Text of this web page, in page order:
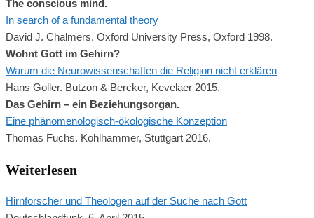
The conscious mind.
In search of a fundamental theory
David J. Chalmers. Oxford University Press, Oxford 1998.
Wohnt Gott im Gehirn?
Warum die Neurowissenschaften die Religion nicht erklären
Hans Goller. Butzon & Bercker, Kevelaer 2015.
Das Gehirn – ein Beziehungsorgan.
Eine phänomenologisch-ökologische Konzeption
Thomas Fuchs. Kohlhammer, Stuttgart 2016.
Weiterlesen
Hirnforscher und Theologen auf der Suche nach Gott